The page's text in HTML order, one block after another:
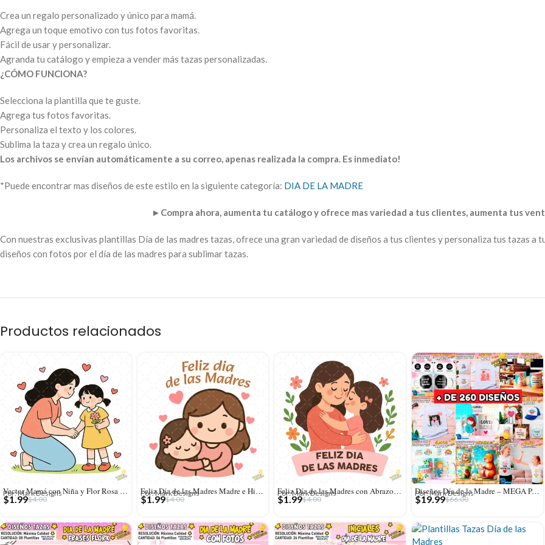
Crea un regalo personalizado y único para mamá.
Agrega un toque emotivo con tus fotos favoritas.
Fácil de usar y personalizar.
Agranda tu catálogo y empieza a vender más tazas personalizadas.
¿CÓMO FUNCIONA?
Selecciona la plantilla que te guste.
Agrega tus fotos favoritas.
Personaliza el texto y los colores.
Sublima la taza y crea un regalo único.
Los archivos se envían automáticamente a su correo, apenas realizada la compra. Es inmediato!
*Puede encontrar mas diseños de este estilo en la siguiente categoría: DIA DE LA MADRE
► Compra ahora, aumenta tu catálogo y ofrece mas variedad a tus clientes, aumenta tus
Con nuestras exclusivas plantillas Día de las madres tazas, ofrece una gran variedad de diseños a tus clientes y personaliza tus tazas a
diseños con fotos por el día de las madres para sublimar tazas.
Productos relacionados
Vector Mamá con Niña y Flor Rosa – Ilustración 4K para Stickers y DTF
Por: Mark Designs
$4.00
$1.99
Feliz Día de las Madres Madre e Hija – Diseño Vectorial y PNG 4K
Por: Mark Designs
$4.00
$1.99
Feliz Día de las Madres con Abrazo – Diseño Vectorial y PNG 4K
Por: Mark Designs
$4.00
$1.99
Diseños Día de la Madre – MEGA PACK
Por: Mark Designs
$66.00
$19.99